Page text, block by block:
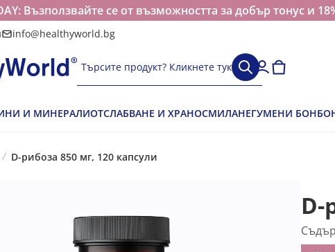
Възползвайте се от възможността за добър тонус и
info@healthyworld.bg
Търсите продукт? Кликнете тук
И МИНЕРАЛИОТСЛАБВАНЕ И ХРАНОСМИЛАНЕГУМЕНИ
D-рибоза 850 мг, 120 капсули
D-